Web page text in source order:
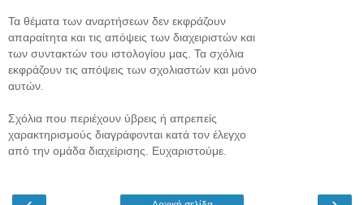
Τα θέματα των αναρτήσεων δεν εκφράζουν
απαραίτητα και τις απόψεις των διαχειριστών και
των συντακτών του ιστολογίου μας. Τα σχόλια
εκφράζουν τις απόψεις των σχολιαστών και μόνο
αυτών.
Σχόλια που περιέχουν ύβρεις ή απρεπείς
χαρακτηρισμούς διαγράφονται κατά τον έλεγχο
από την ομάδα διαχείρισης. Ευχαριστούμε.